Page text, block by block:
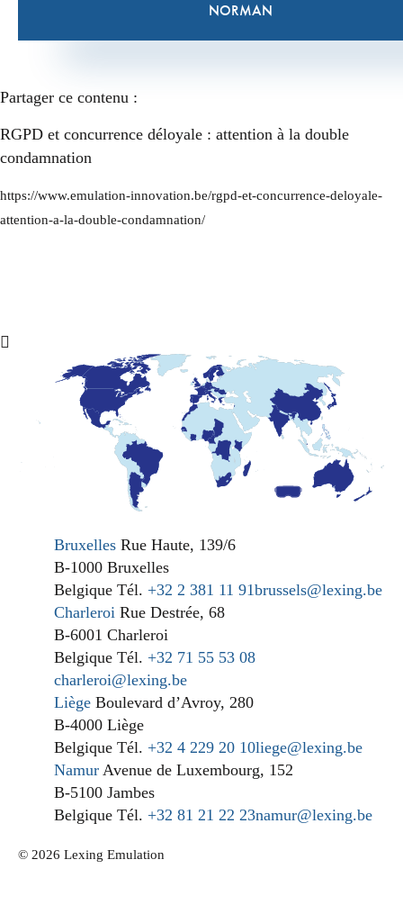
NORMAN
Partager ce contenu :
RGPD et concurrence déloyale : attention à la double
condamnation
https://www.emulation-innovation.be/rgpd-et-concurrence-deloyale-
attention-a-la-double-condamnation/
Bruxelles Rue Haute, 139/6
B-1000 Bruxelles
Belgique Tél. +32 2 381 11 91brussels@lexing.be
Charleroi Rue Destrée, 68
B-6001 Charleroi
Belgique Tél. +32 71 55 53 08
charleroi@lexing.be
Liège Boulevard d’Avroy, 280
B-4000 Liège
Belgique Tél. +32 4 229 20 10liege@lexing.be
Namur Avenue de Luxembourg, 152
B-5100 Jambes
Belgique Tél. +32 81 21 22 23namur@lexing.be
© 2026 Lexing Emulation